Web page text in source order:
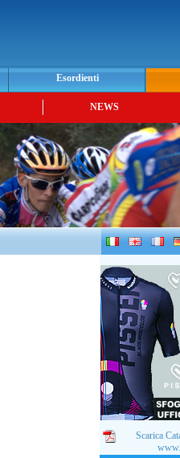
Esordienti
NEWS
Scarica